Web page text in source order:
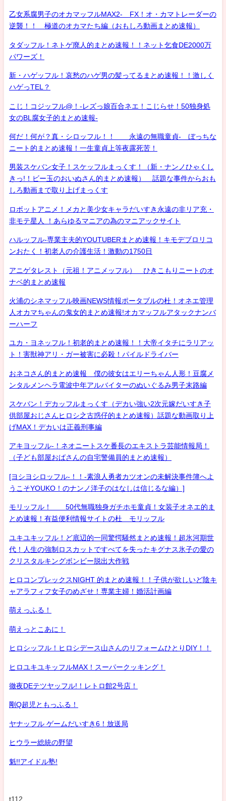
乙女系腐男子のオカマッフルMAX2- FX！オ・カマトレーダーの
逆襲！！ 極道のオカマたち編（おもしろ動画まとめ速報）
タダッフル！ネトゲ廃人的まとめ速報！！ネット乞食DE2000万
パワーズ！
新・ハゲッフル！哀愁のハゲ男の髪ってるまとめ速報！！激しく
ハゲっTEL？
こじ！コジッフル@！-レズっ娘百合ネエ！こじらせ！50独身処
女のBL腐女子的まとめ速報-
何だ！何が？真・シロッフル！！ 永遠の無職童貞- ぼっちな
ニート的まとめ速報！一生童貞上等夜露死苦！
男装スケバン女子！スケッフルまっくす！（新・ナンノひゃくし
きっ!！ビー玉のおいぬさん的まとめ速報） 話題な事件からおも
しろ動画まで取り上げまっくす
ロボットアニメ！メカと美少女キャラだいすき永遠の非リア充・
非モテ星人 ！あらゆるマニアの為のマニアックサイト
ハルッフル-専業主夫的YOUTUBERまとめ速報！キモデブロリコ
ンおたく！初老人の介護生活！激動の1750日
アニゲタレスト（元祖！アニメッフル） ひきこもりニートのオ
ナベ的まとめ速報
火浦のシネマッフル映画NEWS情報ポータブルの杜！オネエ管理
人オカマちゃんの鬼女的まとめ速報!オカマッフルアタックナンバ
ーハーフ
ユカ・ヨネッフル！初老的まとめ速報！！大帝イタチにラリアッ
ト！害獣神アリ・ガー被害に必殺！パイルドライバー
おネコさん的まとめ速報 僕の彼女はエリーちゃん人形！豆腐メ
ンタルメンヘラ電波中年アルバイターのぬいぐるみ男子末路編
スケバン！デカッフルまっくす（デカい強い2次元嫁だいすき子
供部屋おじさんヒロシ之古惑仔的まとめ速報）話題な動画取り上
げMAX！デカいは正義刑事編
アキヨッフル-！ネオニートスケ番長のエキストラ芸能情報局！
（子ども部屋おばさんの自宅警備員的まとめ速報）
[ヨシヨシロッフル-！！-素浪人勇者カツオンの未解決事件簿へよ
うこそYOUKO！のナンノ洋子のはなしは信じるな編）]
モリッフル！ 50代無職独身ガチホモ童貞！女装子オネエ的ま
とめ速報！有益便利情報サイトの杜 モリッフル
ユキユキッフル！ど底辺的一同驚愕騒然まとめ速報！超氷河期世
代！人生の強制ロスカットですべてを失ったキグナス氷子の愛の
クリスタルキングボンビー脱出大作戦
ヒロコンプレックスNIGHT 的まとめ速報！！子供が欲しいど陰キ
ャアラフィフ女子のめざせ！専業主婦！婚活計画編
萌えっふる！
萌えっとこあに！
ヒロシッフル！ヒロシデース山さんのリフォームひとりDIY！！
ヒロユキユキッフルMAX！スーパークッキング！
徹夜DEテツヤッフル!！レトロ館2号店！
剛Q超児ともっふる！
ヤナッフル ゲームだいすき6！放送局
ヒウラー総統の野望
魁!!アイドル塾!
t112